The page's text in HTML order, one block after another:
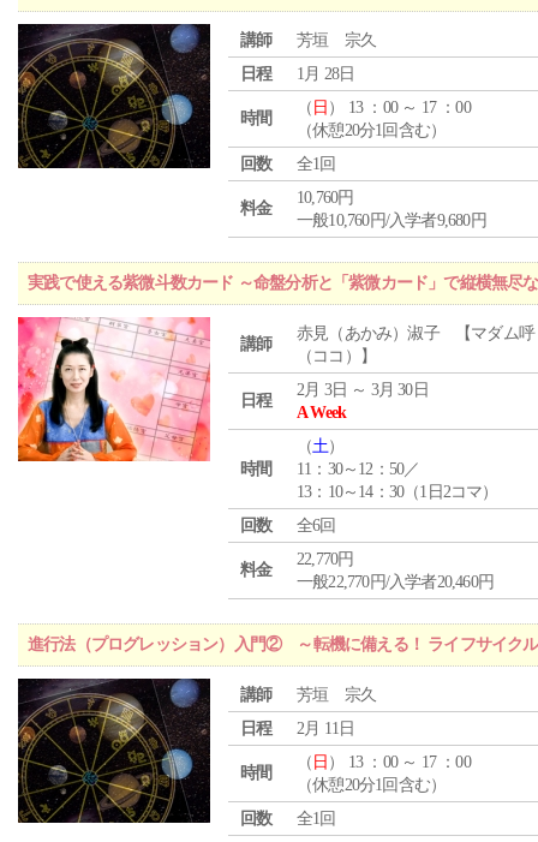
講師
芳垣 宗久
日程
1月 28日
時間
（ 日 ） 13 ：00 ～ 17 ：00
（休憩20分1回含む）
回数
全1回
料金
10,760円
一般10,760円/入学者9,680円
実践で使える紫微斗数カード ～命盤分析と「紫微カード」で縦横無尽
講師
赤見（あかみ）淑子 【マダム呼
（ココ）】
日程
2月 3日 ～ 3月 30日
A Week
時間
（土）
11：30～12：50／
13：10～14：30（1日2コマ）
回数
全6回
料金
22,770円
一般22,770円/入学者20,460円
進行法（プログレッション）入門② ～転機に備える！ ライフサイク
講師
芳垣 宗久
日程
2月 11日
時間
（ 日 ） 13 ：00 ～ 17 ：00
（休憩20分1回含む）
回数
全1回